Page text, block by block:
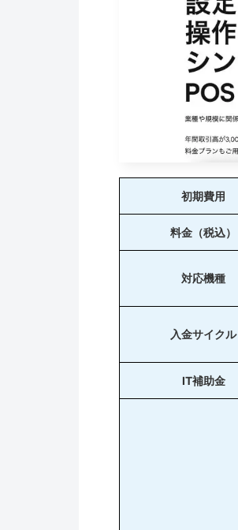
初期費用
料金（税込）
対応機種
入金サイクル
IT補助金